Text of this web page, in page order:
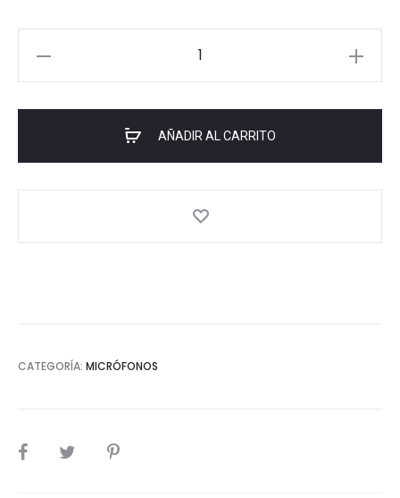
AÑADIR AL CARRITO
CATEGORÍA: MICRÓFONOS
SHARE